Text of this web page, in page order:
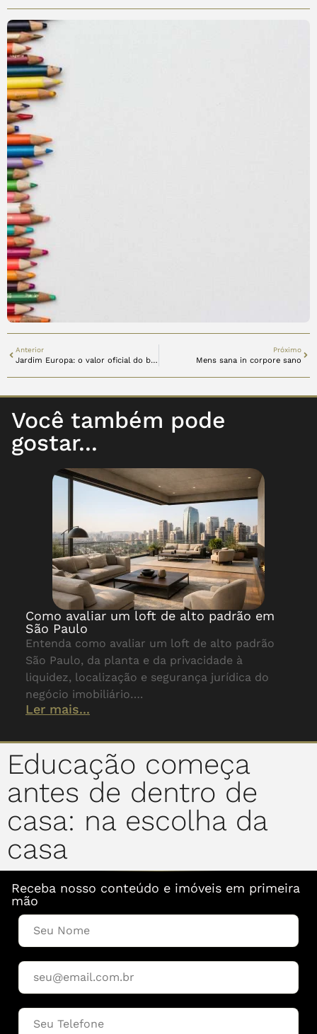
Anterior
Jardim Europa: o valor oficial do bairro encantado
Próximo
Mens sana in corpore sano
Você também pode
gostar...
Como avaliar um loft de alto padrão em
São Paulo
Entenda como avaliar um loft de alto padrão
São Paulo, da planta e da privacidade à
liquidez, localização e segurança jurídica do
negócio imobiliário….
Ler mais...
Educação começa
antes de dentro de
casa: na escolha da
casa
Receba nosso conteúdo e imóveis em primeira
mão